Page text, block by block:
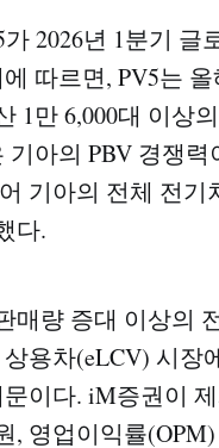
2026년 1분기 글
따르면, PV5는
1만 6,000대 이상
아의 PBV 경쟁
기아의 전체 전기
다.
매량 증대 이상의
용차(eLCV) 시장
이다. iM증권이
, 영업이익률